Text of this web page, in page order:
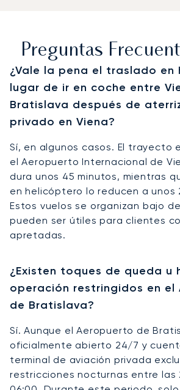
Preguntas
¿Vale la pena el traslado en
lugar de ir en coche entre
Bratislava después de
privado en Viena?
Sí, en algunos casos. El trayecto
el Aeropuerto Internacional de
dura unos 45 minutos, mientras
en helicóptero lo reducen a unos
Estos vuelos se organizan bajo
pueden ser útiles para clientes
apretadas.
¿Existen toques de queda u
operación restringidos en el
de Bratislava?
Sí. Aunque el Aeropuerto de
oficialmente abierto 24/7 y
terminal de aviación privada
restricciones nocturnas entre las